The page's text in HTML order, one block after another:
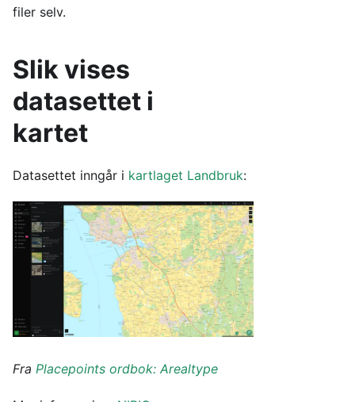
filer selv.
Slik vises
datasettet i
kartet
Datasettet inngår i kartlaget Landbruk:
Fra Placepoints ordbok: Arealtype